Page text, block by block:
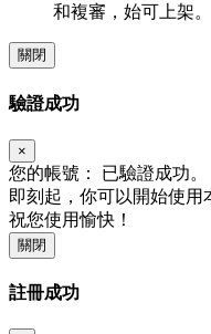
和複審，始可上架。
關閉
驗證成功
×
您的帳號：
已驗證成功。
即刻起，你可以開始使用
祝您使用愉快！
關閉
註冊成功